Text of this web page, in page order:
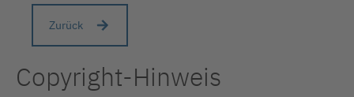
Zurück
Copyright-Hinweis